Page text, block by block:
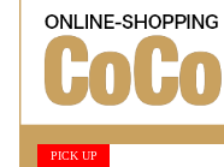
PICK UP